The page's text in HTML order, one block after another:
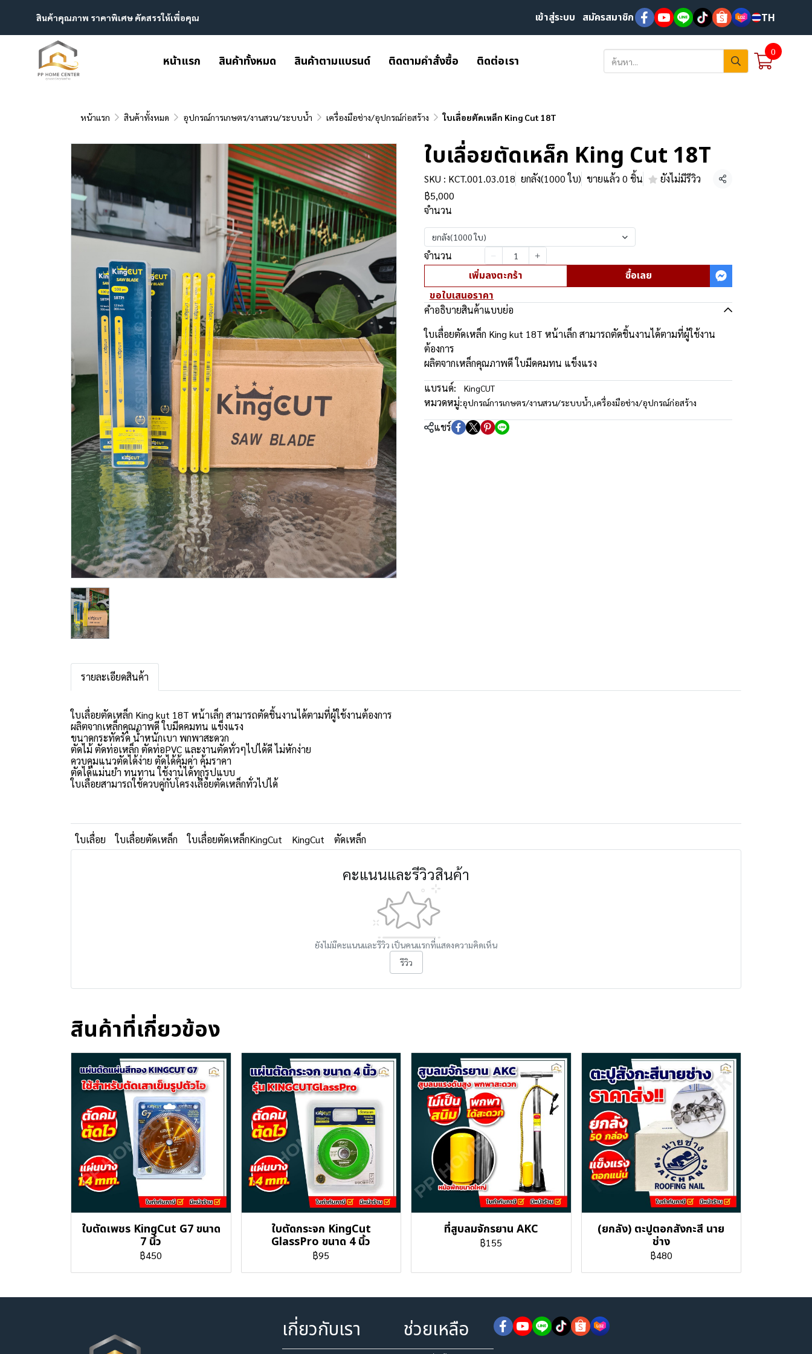
สินค้าคุณภาพ ราคาพิเศษ คัดสรรให้เพื่อคุณ เข้าสู่ระบบ สมัครสมาชิก TH
หน้าแรก สินค้าทั้งหมด สินค้าตามแบรนด์ ติดตามคำสั่งซื้อ ติดต่อเรา
0
หน้าแรก สินค้าทั้งหมด อุปกรณ์การเกษตร/งานสวน/ระบบน้ำ เครื่องมือช่าง/อุปกรณ์ก่อสร้าง ใบเลื่อยตัดเหล็ก King Cut 18T
ใบเลื่อยตัดเหล็ก King Cut 18T
SKU : KCT.001.03.018 ยกลัง(1000 ใบ) ขายแล้ว 0 ชิ้น ยังไม่มีรีวิว แชร์
฿5,000
จำนวน
ยกลัง(1000 ใบ)
จำนวน
เพิ่มลงตะกร้า
ซื้อเลย
ขอใบเสนอราคา
คำอธิบายสินค้าแบบย่อ
ใบเลื่อยตัดเหล็ก King kut 18T หน้าเล็ก สามารถตัดชิ้นงานได้ตามที่ผู้ใช้งาน
ต้องการ
ผลิตจากเหล็กคุณภาพดี ใบมีดคมทน แข็งแรง
แบรนด์:
KingCUT
หมวดหมู่:อุปกรณ์การเกษตร/งานสวน/ระบบน้ำ,เครื่องมือช่าง/อุปกรณ์ก่อสร้าง
แชร์
รายละเอียดสินค้า
ใบเลื่อยตัดเหล็ก King kut 18T หน้าเล็ก สามารถตัดชิ้นงานได้ตามที่ผู้ใช้งานต้องการ
ผลิตจากเหล็กคุณภาพดี ใบมีดคมทน แข็งแรง
ขนาดกระทัดรัด น้ำหนักเบา พกพาสะดวก
ตัดไม้ ตัดท่อเหล็ก ตัดท่อPVC และงานตัดทั่วๆไปได้ดี ไม่หักง่าย
ควบคุมแนวตัดได้ง่าย ตัดได้คุ้มค่า คุ้มราคา
ตัดได้แม่นยำ ทนทาน ใช้งานได้ทุกรูปแบบ
ใบเลื่อยสามารถใช้ควบคู่กับโครงเลื่อยตัดเหล็กทั่วไปได้
ใบเลื่อย ใบเลื่อยตัดเหล็ก ใบเลื่อยตัดเหล็กKingCut KingCut ตัดเหล็ก
คะแนนและรีวิวสินค้า
ยังไม่มีคะแนนและรีวิว เป็นคนแรกที่แสดงความคิดเห็น
รีวิว
สินค้าที่เกี่ยวข้อง
ใบตัดเพชร KingCut G7 ขนาด
7 นิ้ว
฿450
ใบตัดกระจก KingCut
GlassPro ขนาด 4 นิ้ว
฿95
ที่สูบลมจักรยาน AKC
฿155
(ยกลัง) ตะปูตอกสังกะสี นาย
ช่าง
฿480
เกี่ยวกับเรา ช่วยเหลือ